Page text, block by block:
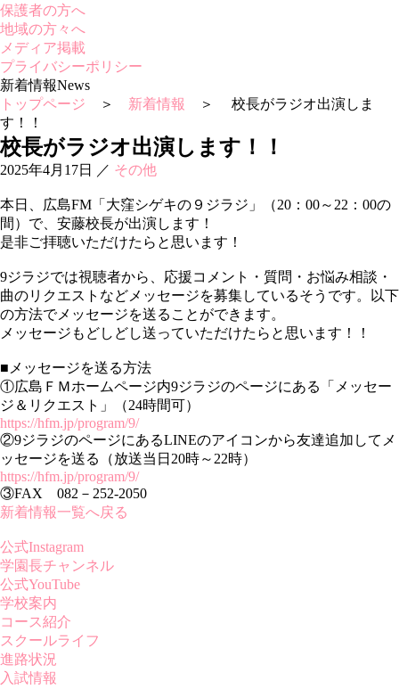
保護者の方へ
地域の方々へ
メディア掲載
プライバシーポリシー
新着情報News
トップページ ＞ 新着情報
＞ 校長がラジオ出演しま
す！！
校長がラジオ出演します！！
2025年4月17日 ／ その他
本日、広島FM「大窪シゲキの９ジラジ」（20：00～22：00の
間）で、安藤校長が出演します！
是非ご拝聴いただけたらと思います！
9ジラジでは視聴者から、応援コメント・質問・お悩み相談・
曲のリクエストなどメッセージを募集しているそうです。以下
の方法でメッセージを送ることができます。
メッセージもどしどし送っていただけたらと思います！！
■メッセージを送る方法
①広島ＦＭホームページ内9ジラジのページにある「メッセー
ジ＆リクエスト」（24時間可）
https://hfm.jp/program/9/
②9ジラジのページにあるLINEのアイコンから友達追加してメ
ッセージを送る（放送当日20時～22時）
https://hfm.jp/program/9/
③FAX 082－252-2050
新着情報一覧へ戻る
公式Instagram
学園長チャンネル
公式YouTube
学校案内
コース紹介
スクールライフ
進路状況
入試情報